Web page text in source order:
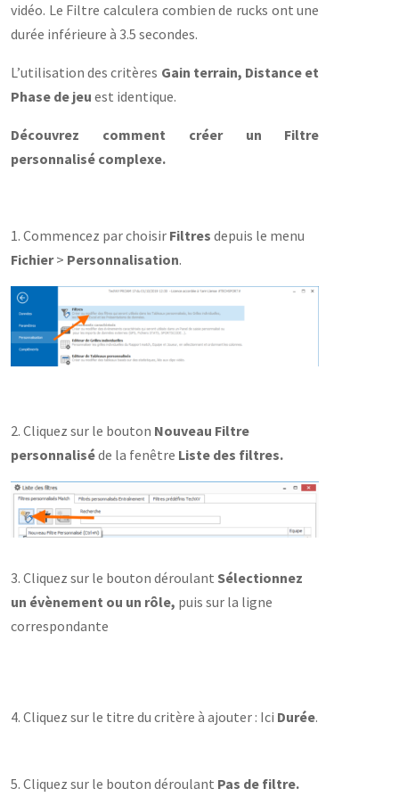
vidéo. Le Filtre calculera combien de rucks ont une
durée inférieure à 3.5 secondes.
L’utilisation des critères Gain terrain, Distance et
Phase de jeu est identique.
Découvrez comment créer un Filtre
personnalisé complexe.
1. Commencez par choisir Filtres depuis le menu
Fichier> Personnalisation.
2. Cliquez sur le bouton Nouveau Filtre
personnaliséde la fenêtre Liste des filtres.
3. Cliquez sur le bouton déroulant Sélectionnez
un évènement ou un rôle, puis sur la ligne
correspondante
4. Cliquez sur le titre du critère à ajouter : Ici Durée.
5. Cliquez sur le bouton déroulant Pas de filtre.